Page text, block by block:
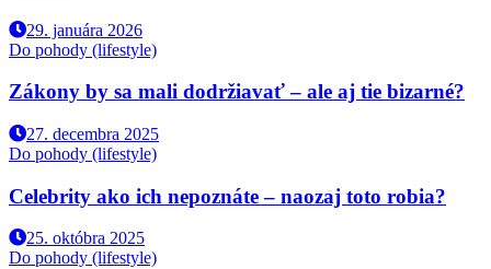
29. januára 2026
Do pohody (lifestyle)
Zákony by sa mali dodržiavať – ale aj tie bizarné?
27. decembra 2025
Do pohody (lifestyle)
Celebrity ako ich nepoznáte – naozaj toto robia?
25. októbra 2025
Do pohody (lifestyle)